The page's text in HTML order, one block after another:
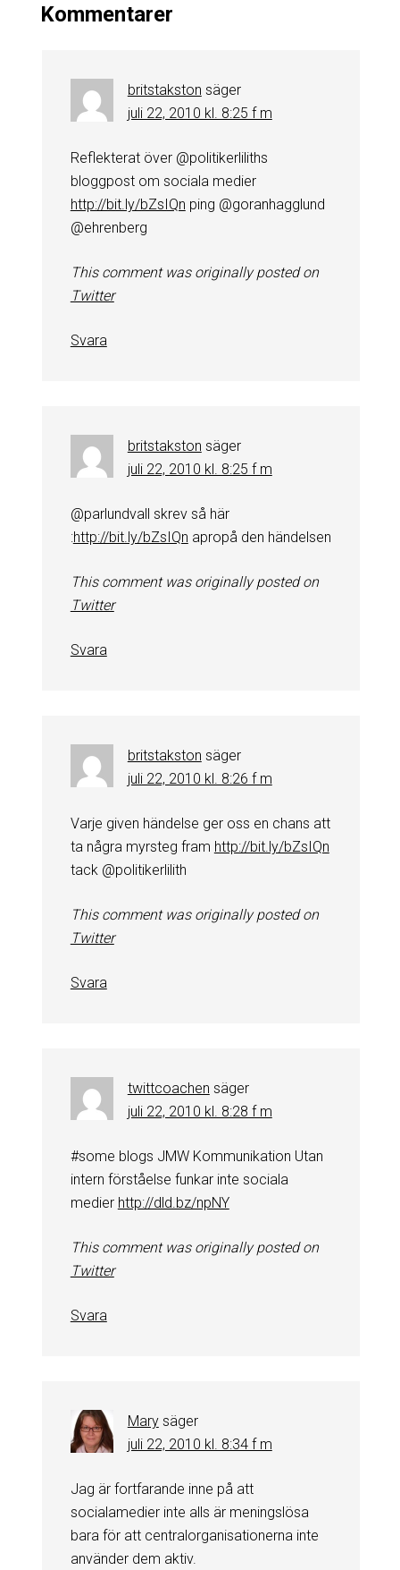
Kommentarer
britstakston säger
juli 22, 2010 kl. 8:25 f m
Reflekterat över @politikerliliths
bloggpost om sociala medier
http://bit.ly/bZsIQn ping @goranhagglund
@ehrenberg
This comment was originally posted on
Twitter
Svara
britstakston säger
juli 22, 2010 kl. 8:25 f m
@parlundvall skrev så här
:http://bit.ly/bZsIQn apropå den händelsen
This comment was originally posted on
Twitter
Svara
britstakston säger
juli 22, 2010 kl. 8:26 f m
Varje given händelse ger oss en chans att
ta några myrsteg fram http://bit.ly/bZsIQn
tack @politikerlilith
This comment was originally posted on
Twitter
Svara
twittcoachen säger
juli 22, 2010 kl. 8:28 f m
#some blogs JMW Kommunikation Utan
intern förståelse funkar inte sociala
medier http://dld.bz/npNY
This comment was originally posted on
Twitter
Svara
Mary säger
juli 22, 2010 kl. 8:34 f m
Jag är fortfarande inne på att
socialamedier inte alls är meningslösa
bara för att centralorganisationerna inte
använder dem aktiv.